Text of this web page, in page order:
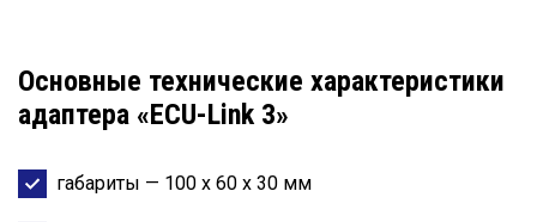
Основные технические характеристики
адаптера «ECU-Link 3»
габариты — 100 х 60 х 30 мм